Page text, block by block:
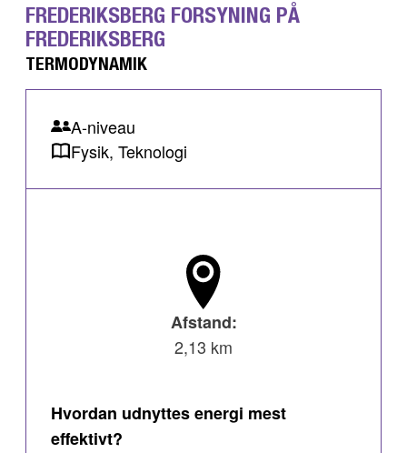
FREDERIKSBERG FORSYNING PÅ
FREDERIKSBERG
TERMODYNAMIK
A-niveau
Fysik, Teknologi
Afstand:
2,13 km
Hvordan udnyttes energi mest
effektivt?